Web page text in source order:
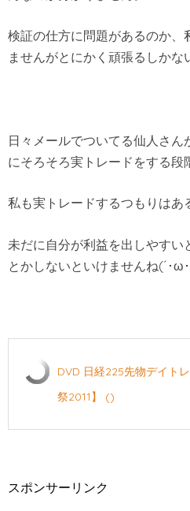
検証の仕方に問題があるのか、
ませんがとにかく頑張るしかな
日々メールでついてる仙人さ
にそろそろ実トレードをする段
私も実トレードするつもりはあ
未だに自分が利益を出しやす
とかしないといけませんね(´･ω
DVD 日経225先物デイト
祭2011】 ()
スポンサーリンク